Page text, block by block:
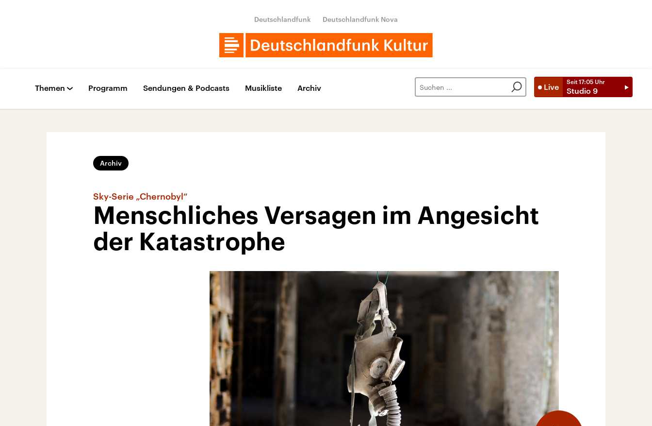
Deutschlandfunk Deutschlandfunk Nova
Live
Seit 17:05 Uhr
Studio 9
Themen Programm Sendungen & Podcasts Musikliste Archiv
Archiv
Sky-Serie „Chernobyl“
Menschliches Versagen im Angesicht
der Katastrophe